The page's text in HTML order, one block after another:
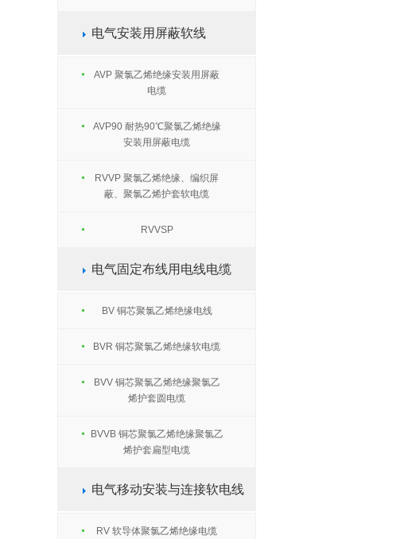
电气安装用屏蔽软线
AVP 聚氯乙烯绝缘安装用屏蔽
电缆
AVP90 耐热90℃聚氯乙烯绝缘
安装用屏蔽电缆
RVVP 聚氯乙烯绝缘、编织屏
蔽、聚氯乙烯护套软电缆
RVVSP
电气固定布线用电线电缆
BV 铜芯聚氯乙烯绝缘电线
BVR 铜芯聚氯乙烯绝缘软电缆
BVV 铜芯聚氯乙烯绝缘聚氯乙
烯护套圆电缆
BVVB 铜芯聚氯乙烯绝缘聚氯乙
烯护套扁型电缆
电气移动安装与连接软电线
RV 软导体聚氯乙烯绝缘电缆